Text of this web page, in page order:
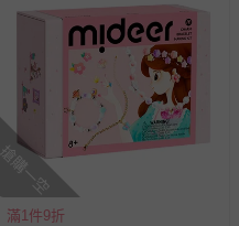
搶購一空
滿1件9折